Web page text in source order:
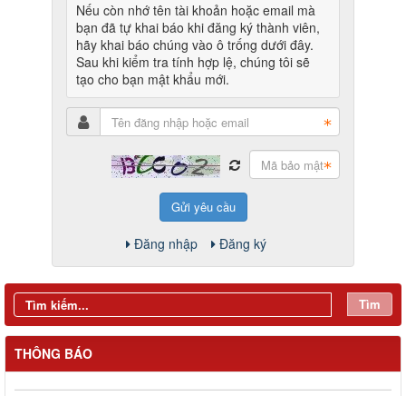
Nếu còn nhớ tên tài khoản hoặc email mà
bạn đã tự khai báo khi đăng ký thành viên,
hãy khai báo chúng vào ô trống dưới đây.
Sau khi kiểm tra tính hợp lệ, chúng tôi sẽ
tạo cho bạn mật khẩu mới.
Gửi yêu cầu
Đăng nhập Đăng ký
Tìm
THÔNG BÁO
Đồng chí Nguyễn Tấn Phú dự, chỉ đạo Hội nghị giao ban công
tác Mặt trận quý I năm 2026 và ký kết giao ước thi đua của cụm
thi đua số 5